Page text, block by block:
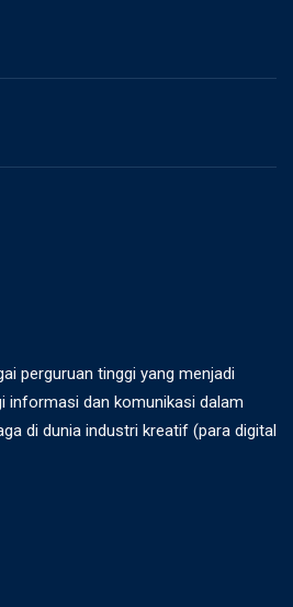
perguruan tinggi yang menjadi
informasi dan komunikasi dalam
di dunia industri kreatif (para digital